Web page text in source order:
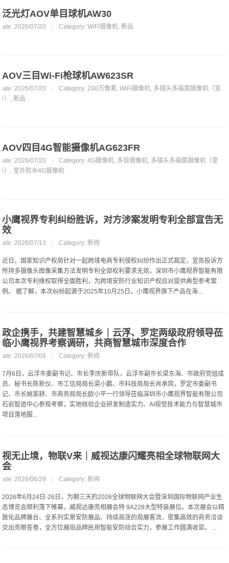
泛光灯AOV单目球机AW30
2026/07/20 Category:WiFi摄像机,新品
AOV三目Wi-Fi枪球机AW623SR
2026/07/20 Category:200万像素,WiFi摄像机, 多镜头多画面摄像机（室
） ,新品
AOV四目4G智能摄像机AG623FR
2026/07/20 Category:4G摄像机, 多目摄像机, 多镜头多画面摄像机（室
） , 室外防水4G摄像机
小鹰视界专利纠纷胜诉，对方涉案发明专利全部宣告无
效
2026/07/13 Category:新闻
近日，国家知识产权局针对一起跨境电商专利侵权纠纷作出正式裁定，宣告投诉方
所持多摄像头图像采集方法发明专利全部权利要求无效，深圳市小鹰视界智能有限
公司本次专利维权取得全面胜利，为跨境安防行业知识产权应对提供典型参考案
例。 据了解，本次纠纷起源于2025年10月25日，小鹰视界旗下产品在海...
政企携手，共建智慧城乡｜云浮、罗定两级政府领导莅
临小鹰视界考察调研，共商智慧城市深度合作
2026/07/08 Category:新闻
7月6日，云浮市委副书记、市长李庆新带队，云浮市副市长梁东海、市政府党组成
员、秘书长陈新仪、市工信局局长梁小鹏、市科技局局长肖承宾，罗定市委副书
记、市长姚家耕、市商务局局长欧小平一行领导莅临深圳市小鹰视界智能有限公司
石岩智造中心参观考察，实地核验企业研发制造实力、AI视觉技术能力与智慧城市
项目落地服...
视无止境，物联V来｜威视达康闪耀亮相全球物联网大
会
2026/06/29 Category:新闻
2026年6月24日-26日，为期三天的2026全球物联网大会暨深圳国际物联网产业生
态博览会顺利落下帷幕，威视达康亮相展会特 9A228大型特装展位。本次展会以精
致化品牌展台、全系列实景安防展品、持续高涨的观展客流、密集高效的商务洽谈
交出亮眼答卷，全方位展现品牌民用智能安防综合实力，参展工作圆满收官。 ...